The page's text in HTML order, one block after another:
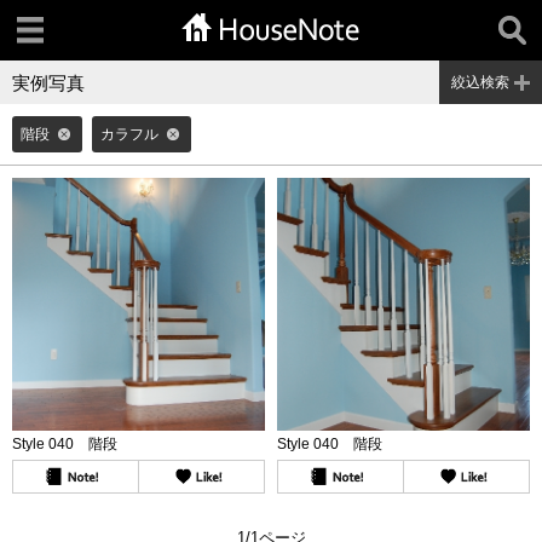
実例写真 絞込検索
階段 カラフル
Style 040 階段 Style 040 階段
1/1ページ